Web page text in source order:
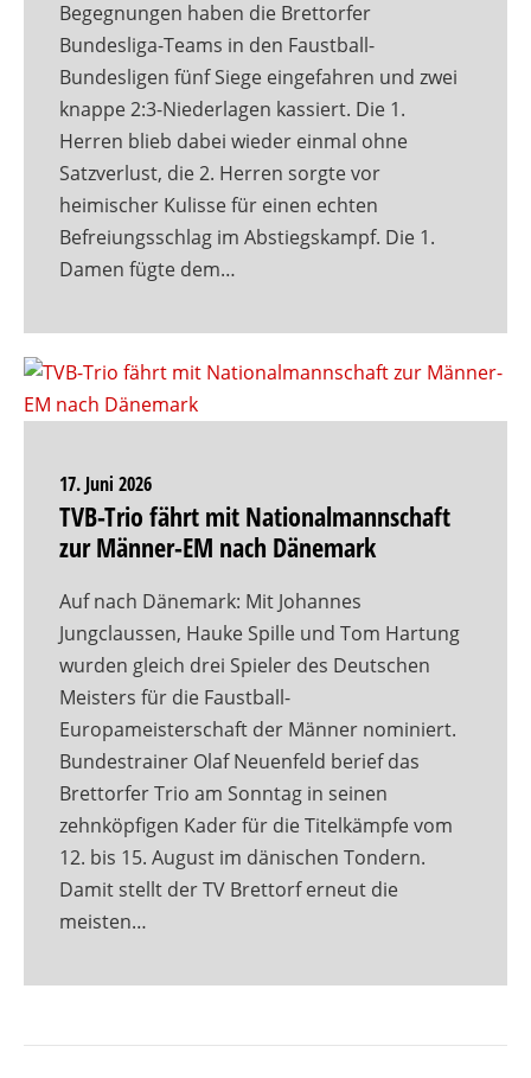
Begegnungen haben die Brettorfer
Bundesliga-Teams in den Faustball-
Bundesligen fünf Siege eingefahren und zwei
knappe 2:3-Niederlagen kassiert. Die 1.
Herren blieb dabei wieder einmal ohne
Satzverlust, die 2. Herren sorgte vor
heimischer Kulisse für einen echten
Befreiungsschlag im Abstiegskampf. Die 1.
Damen fügte dem…
17. Juni 2026
TVB-Trio fährt mit Nationalmannschaft
zur Männer-EM nach Dänemark
Auf nach Dänemark: Mit Johannes
Jungclaussen, Hauke Spille und Tom Hartung
wurden gleich drei Spieler des Deutschen
Meisters für die Faustball-
Europameisterschaft der Männer nominiert.
Bundestrainer Olaf Neuenfeld berief das
Brettorfer Trio am Sonntag in seinen
zehnköpfigen Kader für die Titelkämpfe vom
12. bis 15. August im dänischen Tondern.
Damit stellt der TV Brettorf erneut die
meisten…